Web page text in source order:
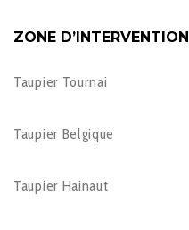
ZONE D’INTERVENTION
Taupier Tournai
Taupier Belgique
Taupier Hainaut